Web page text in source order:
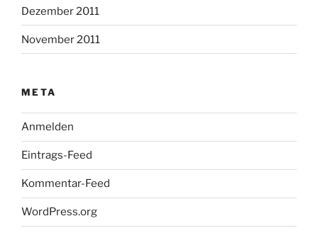
Dezember 2011
November 2011
META
Anmelden
Eintrags-Feed
Kommentar-Feed
WordPress.org